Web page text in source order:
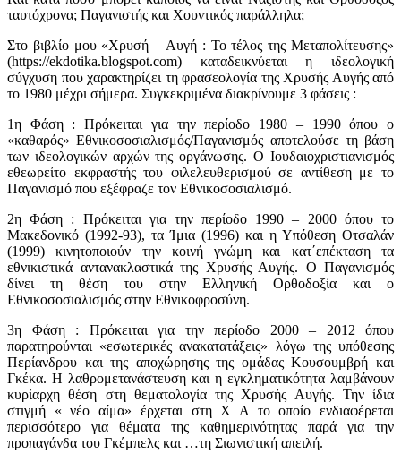
ταυτόχρονα; Παγανιστής και Χουντικός παράλληλα;
Στο βιβλίο μου «Χρυσή – Αυγή : Το τέλος της Μεταπολίτευσης»
(https://ekdotika.blogspot.com) καταδεικνύεται η ιδεολογική
σύγχυση που χαρακτηρίζει τη φρασεολογία της Χρυσής Αυγής από
το 1980 μέχρι σήμερα. Συγκεκριμένα διακρίνουμε 3 φάσεις :
1η Φάση : Πρόκειται για την περίοδο 1980 – 1990 όπου ο
«καθαρός» Εθνικοσοσιαλισμός/Παγανισμός αποτελούσε τη βάση
των ιδεολογικών αρχών της οργάνωσης. Ο Ιουδαιοχριστιανισμός
εθεωρείτο εκφραστής του φιλελευθερισμού σε αντίθεση με το
Παγανισμό που εξέφραζε τον Εθνικοσοσιαλισμό.
2η Φάση : Πρόκειται για την περίοδο 1990 – 2000 όπου το
Μακεδονικό (1992-93), τα Ίμια (1996) και η Υπόθεση Οτσαλάν
(1999) κινητοποιούν την κοινή γνώμη και κατ΄επέκταση τα
εθνικιστικά αντανακλαστικά της Χρυσής Αυγής. Ο Παγανισμός
δίνει τη θέση του στην Ελληνική Ορθοδοξία και ο
Εθνικοσοσιαλισμός στην Εθνικοφροσύνη.
3η Φάση : Πρόκειται για την περίοδο 2000 – 2012 όπου
παρατηρούνται «εσωτερικές ανακατατάξεις» λόγω της υπόθεσης
Περίανδρου και της αποχώρησης της ομάδας Κουσουμβρή και
Γκέκα. Η λαθρομετανάστευση και η εγκληματικότητα λαμβάνουν
κυρίαρχη θέση στη θεματολογία της Χρυσής Αυγής. Την ίδια
στιγμή « νέο αίμα» έρχεται στη Χ Α το οποίο ενδιαφέρεται
περισσότερο για θέματα της καθημερινότητας παρά για την
προπαγάνδα του Γκέμπελς και …τη Σιωνιστική απειλή.